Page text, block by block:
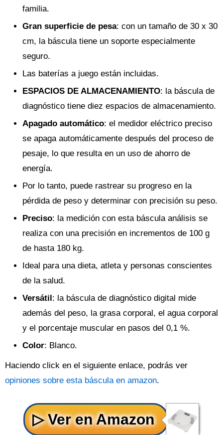
familia.
Gran superficie de pesa: con un tamaño de 30 x 30
cm, la báscula tiene un soporte especialmente
seguro.
Las baterías a juego están incluidas.
ESPACIOS DE ALMACENAMIENTO: la báscula de
diagnóstico tiene diez espacios de almacenamiento.
Apagado automático: el medidor eléctrico preciso
se apaga automáticamente después del proceso de
pesaje, lo que resulta en un uso de ahorro de
energía.
Por lo tanto, puede rastrear su progreso en la
pérdida de peso y determinar con precisión su peso.
Preciso: la medición con esta báscula análisis se
realiza con una precisión en incrementos de 100 g
de hasta 180 kg.
Ideal para una dieta, atleta y personas conscientes
de la salud.
Versátil : la báscula de diagnóstico digital mide
además del peso, la grasa corporal, el agua corporal
y el porcentaje muscular en pasos del 0,1 %.
Color: Blanco.
Haciendo click en el siguiente enlace, podrás ver
opiniones sobre esta báscula en amazon.